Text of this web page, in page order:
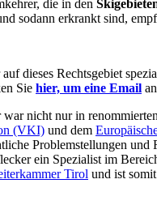
die in den
sodann erkrankt sind,
dieses Rechtsgebiet
Sie hier, um eine Email
nicht nur in
(VKI) und dem
Problemstellungen
ein Spezialist im
Tirol und ist